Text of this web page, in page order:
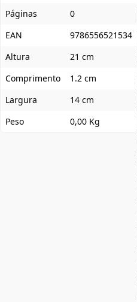
Páginas
0
EAN
9786556521534
Altura
21 cm
Comprimento
1.2 cm
Largura
14 cm
Peso
0,00 Kg